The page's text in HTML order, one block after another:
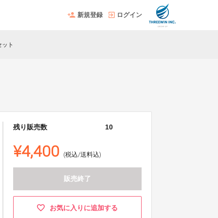
新規登録 ログイン
ト
残り販売数 10
¥4,400 (税込/送料込)
販売終了
お気に入りに追加する